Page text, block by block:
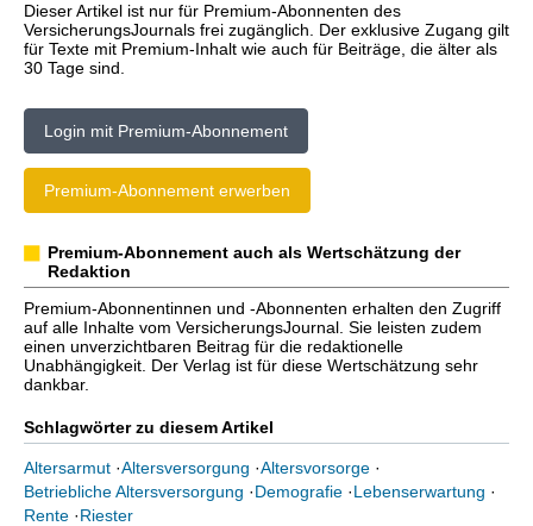
Dieser Artikel ist nur für Premium-Abonnenten des
VersicherungsJournals frei zugänglich. Der exklusive Zugang gilt
für Texte mit Premium-Inhalt wie auch für Beiträge, die älter als
30 Tage sind.
Login mit Premium-Abonnement
Premium-Abonnement erwerben
Premium-Abonnement auch als Wertschätzung der
Redaktion
Premium-Abonnentinnen und -Abonnenten erhalten den Zugriff
auf alle Inhalte vom VersicherungsJournal. Sie leisten zudem
einen unverzichtbaren Beitrag für die redaktionelle
Unabhängigkeit. Der Verlag ist für diese Wertschätzung sehr
dankbar.
Schlagwörter zu diesem Artikel
Altersarmut ·Altersversorgung ·Altersvorsorge ·
Betriebliche Altersversorgung ·Demografie ·Lebenserwartung ·
Rente ·Riester